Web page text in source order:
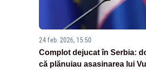
24 feb. 2026, 15:50
Complot dejucat în Serbia:
că plănuiau asasinarea lui